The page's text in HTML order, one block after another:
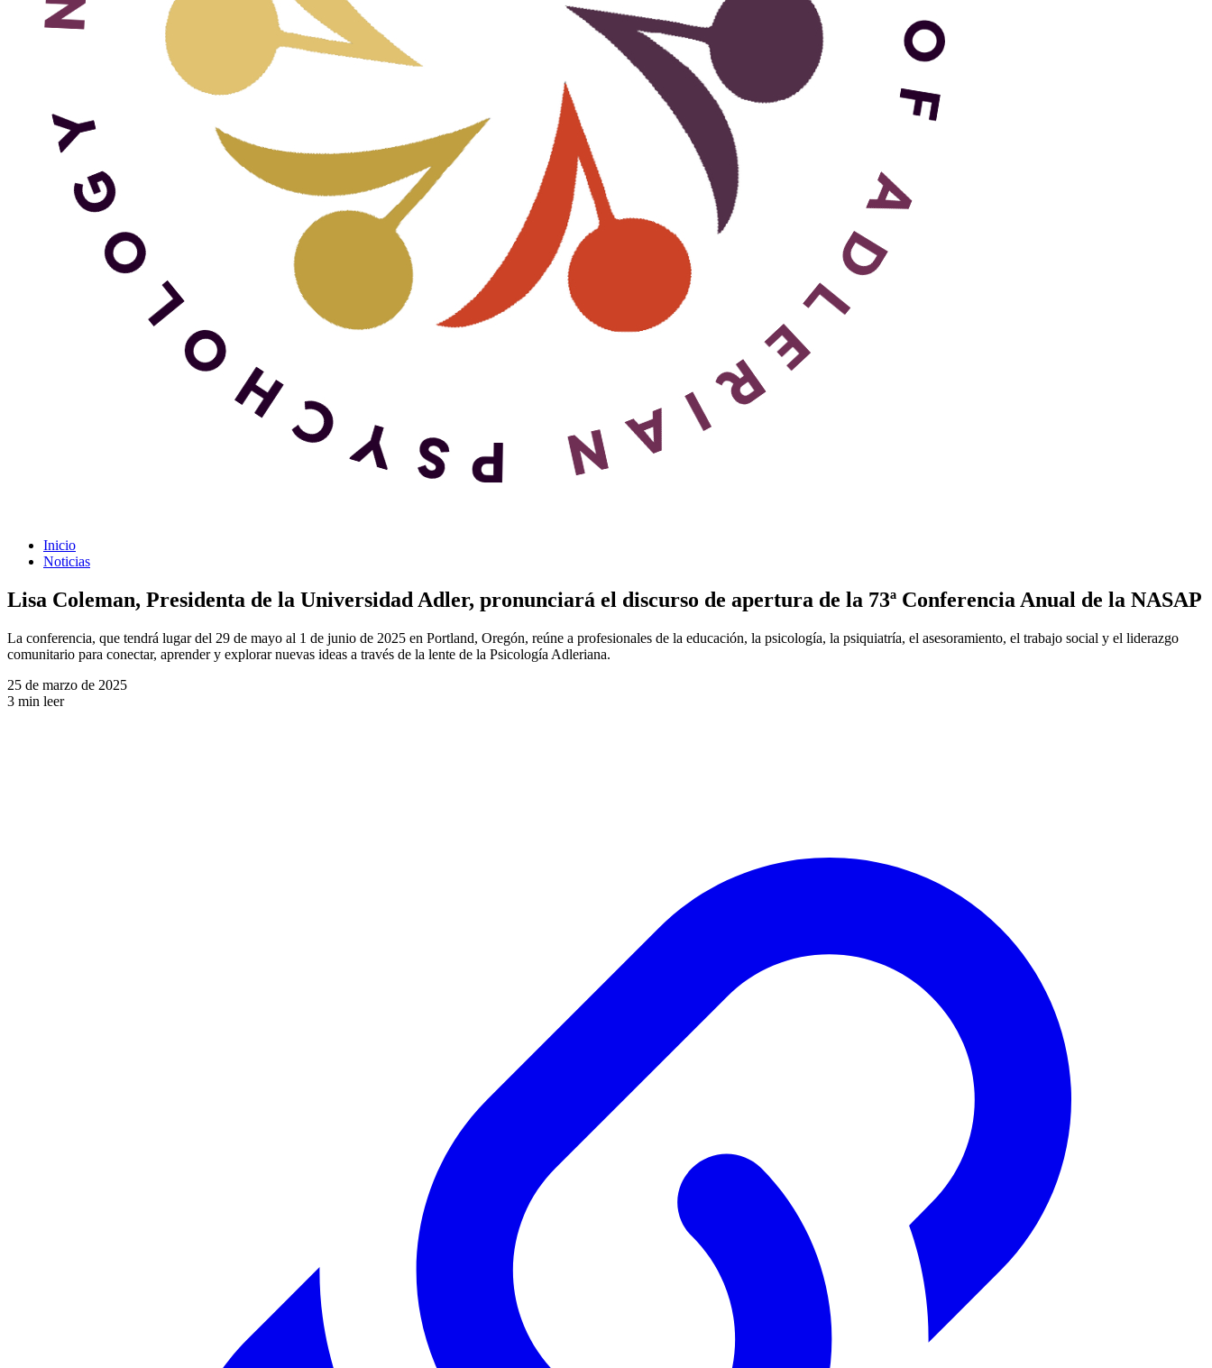
Inicio
Noticias
Lisa Coleman, Presidenta de la Universidad Adler, pronunciará el discurso de apertura de la 73ª Conferencia Anual de la NASAP
La conferencia, que tendrá lugar del 29 de mayo al 1 de junio de 2025 en Portland, Oregón, reúne a profesionales de la educación, la psicología, la psiquiatría, el asesoramiento, el trabajo social y el liderazgo
comunitario para conectar, aprender y explorar nuevas ideas a través de la lente de la Psicología Adleriana.
25 de marzo de 2025
3 min leer